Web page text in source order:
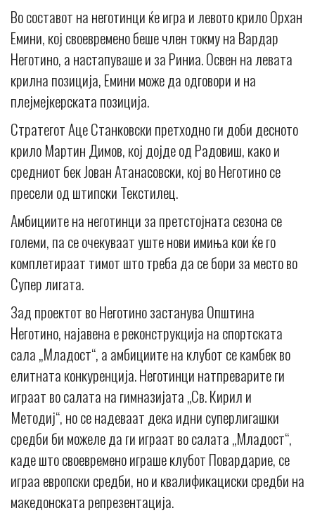
Во составот на неготинци ќе игра и левото крило Орхан
Емини, кој своевремено беше член токму на Вардар
Неготино, а настапуваше и за Риниа. Освен на левата
крилна позиција, Емини може да одговори и на
плејмејкерската позиција.
Стратегот Аце Станковски претходно ги доби десното
крило Мартин Димов, кој дојде од Радовиш, како и
средниот бек Јован Атанасовски, кој во Неготино се
пресели од штипски Текстилец.
Амбициите на неготинци за претстојната сезона се
големи, па се очекуваат уште нови имиња кои ќе го
комплетираат тимот што треба да се бори за место во
Супер лигата.
Зад проектот во Неготино застанува Општина
Неготино, најавена е реконструкција на спортската
сала „Младост“, а амбициите на клубот се камбек во
елитната конкуренција. Неготинци натпреварите ги
играат во салата на гимназијата „Св. Кирил и
Методиј“, но се надеваат дека идни суперлигашки
средби би можеле да ги играат во салата „Младост“,
каде што своевремено играше клубот Повардарие, се
играа европски средби, но и квалификациски средби на
македонската репрезентација.